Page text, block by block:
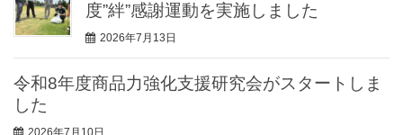
度”絆”感謝運動を実施しました
2026年7月13日
令和8年度商品力強化支援研究会がスタートしま
した
2026年7月10日